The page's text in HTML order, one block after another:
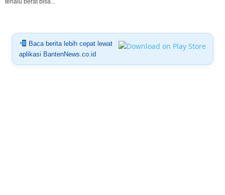
Baca berita lebih cepat lewat
aplikasi BantenNews.co.id